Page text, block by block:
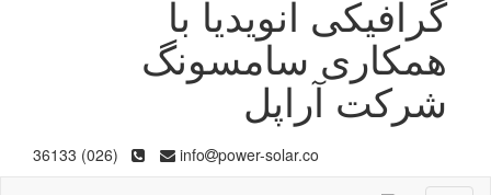
گرافیکی انویدیا با
همکاری سامسونگ
شرکت آراپل
info power-solar.co
(026) 36133